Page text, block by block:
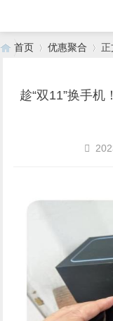
首页 优惠聚合 正
趁“双11”换手